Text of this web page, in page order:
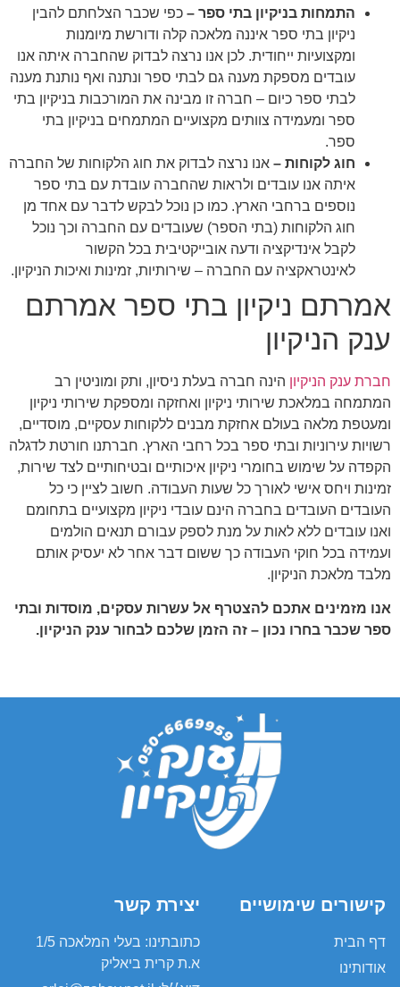
התמחות בניקיון בתי ספר – כפי שכבר הצלחתם להבין
ניקיון בתי ספר איננה מלאכה קלה ודורשת מיומנות
ומקצועיות ייחודית. לכן אנו נרצה לבדוק שהחברה איתה אנו
עובדים מספקת מענה גם לבתי ספר ונתנה ואף נותנת מענה
לבתי ספר כיום – חברה זו מבינה את המורכבות בניקיון בתי
ספר ומעמידה צוותים מקצועיים המתמחים בניקיון בתי
ספר.
חוג לקוחות – אנו נרצה לבדוק את חוג הלקוחות של החברה
איתה אנו עובדים ולראות שהחברה עובדת עם בתי ספר
נוספים ברחבי הארץ. כמו כן נוכל לבקש לדבר עם אחד מן
חוג הלקוחות (בתי הספר) שעובדים עם החברה וכך נוכל
לקבל אינדיקציה ודעה אובייקטיבית בכל הקשור
לאינטראקציה עם החברה – שירותיות, זמינות ואיכות הניקיון.
אמרתם ניקיון בתי ספר אמרתם
ענק הניקיון
חברת ענק הניקיון הינה חברה בעלת ניסיון, ותק ומוניטין רב
המתמחה במלאכת שירותי ניקיון ואחזקה ומספקת שירותי ניקיון
ומעטפת מלאה בעולם אחזקת מבנים ללקוחות עסקיים, מוסדיים,
רשויות עירוניות ובתי ספר בכל רחבי הארץ. חברתנו חורטת לדגלה
הקפדה על שימוש בחומרי ניקיון איכותיים ובטיחותיים לצד שירות,
זמינות ויחס אישי לאורך כל שעות העבודה. חשוב לציין כי כל
העובדים העובדים בחברה הינם עובדי ניקיון מקצועיים בתחומם
ואנו עובדים ללא לאות על מנת לספק עבורם תנאים הולמים
ועמידה בכל חוקי העבודה כך ששום דבר אחר לא יעסיק אותם
מלבד מלאכת הניקיון.
אנו מזמינים אתכם להצטרף אל עשרות עסקים, מוסדות ובתי
ספר שכבר בחרו נכון – זה הזמן שלכם לבחור ענק הניקיון.
קישורים שימושיים
דף הבית
אודותינו
יצירת קשר
כתובתינו: בעלי המלאכה 1/5
א.ת קרית ביאליק